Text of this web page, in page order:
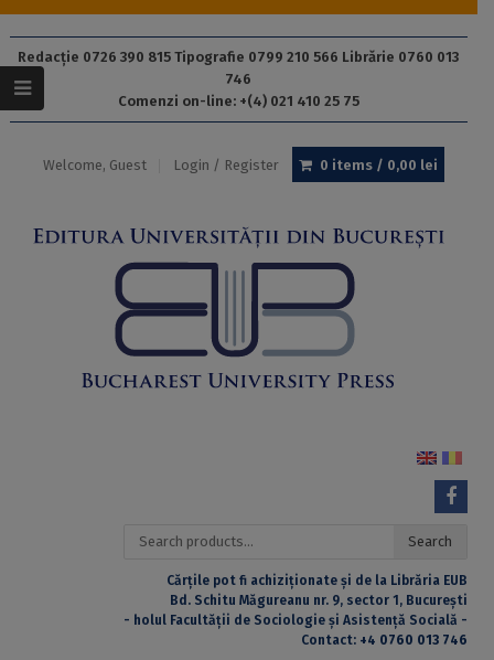
Redacție 0726 390 815 Tipografie 0799 210 566 Librărie 0760 013
746
Comenzi on-line: +(4) 021 410 25 75
Welcome, Guest Login / Register 0 items / 0,00 lei
Search
Search
Cărțile pot fi achiziționate și de la Librăria EUB
Bd. Schitu Măgureanu nr. 9, sector 1, București
- holul Facultății de Sociologie și Asistență Socială -
Contact: +4 0760 013 746